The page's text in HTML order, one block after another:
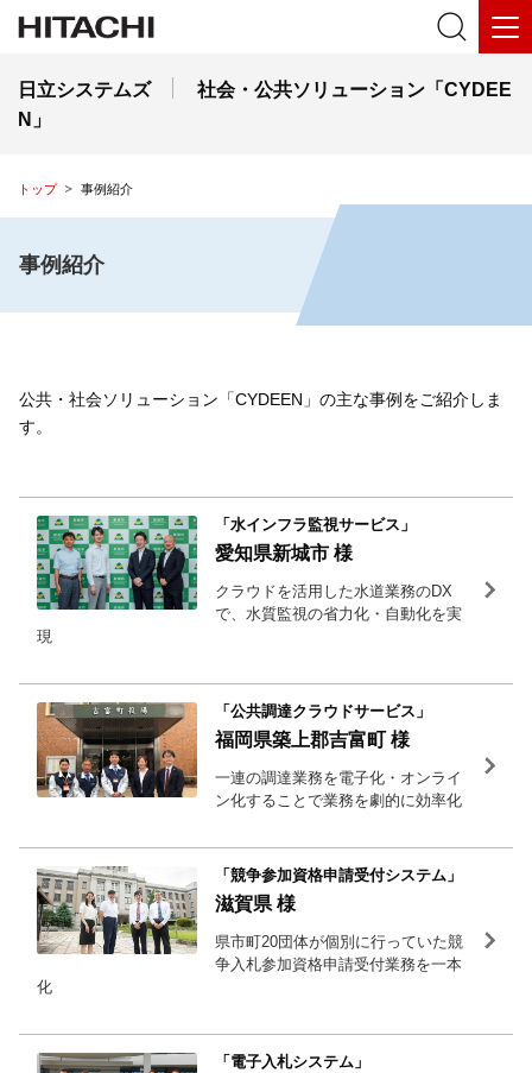
日立システムズ
社会・公共ソリューション「CYDEE
N」
トップ 事例紹介
事例紹介
公共・社会ソリューション「CYDEEN」の主な事例をご紹介しま
す。
「水インフラ監視サービス」
愛知県新城市 様
クラウドを活用した水道業務のDX
で、水質監視の省力化・自動化を実
現
「公共調達クラウドサービス」
福岡県築上郡吉富町 様
一連の調達業務を電子化・オンライ
ン化することで業務を劇的に効率化
「競争参加資格申請受付システム」
滋賀県 様
県市町20団体が個別に行っていた競
争入札参加資格申請受付業務を一本
化
「電子入札システム」